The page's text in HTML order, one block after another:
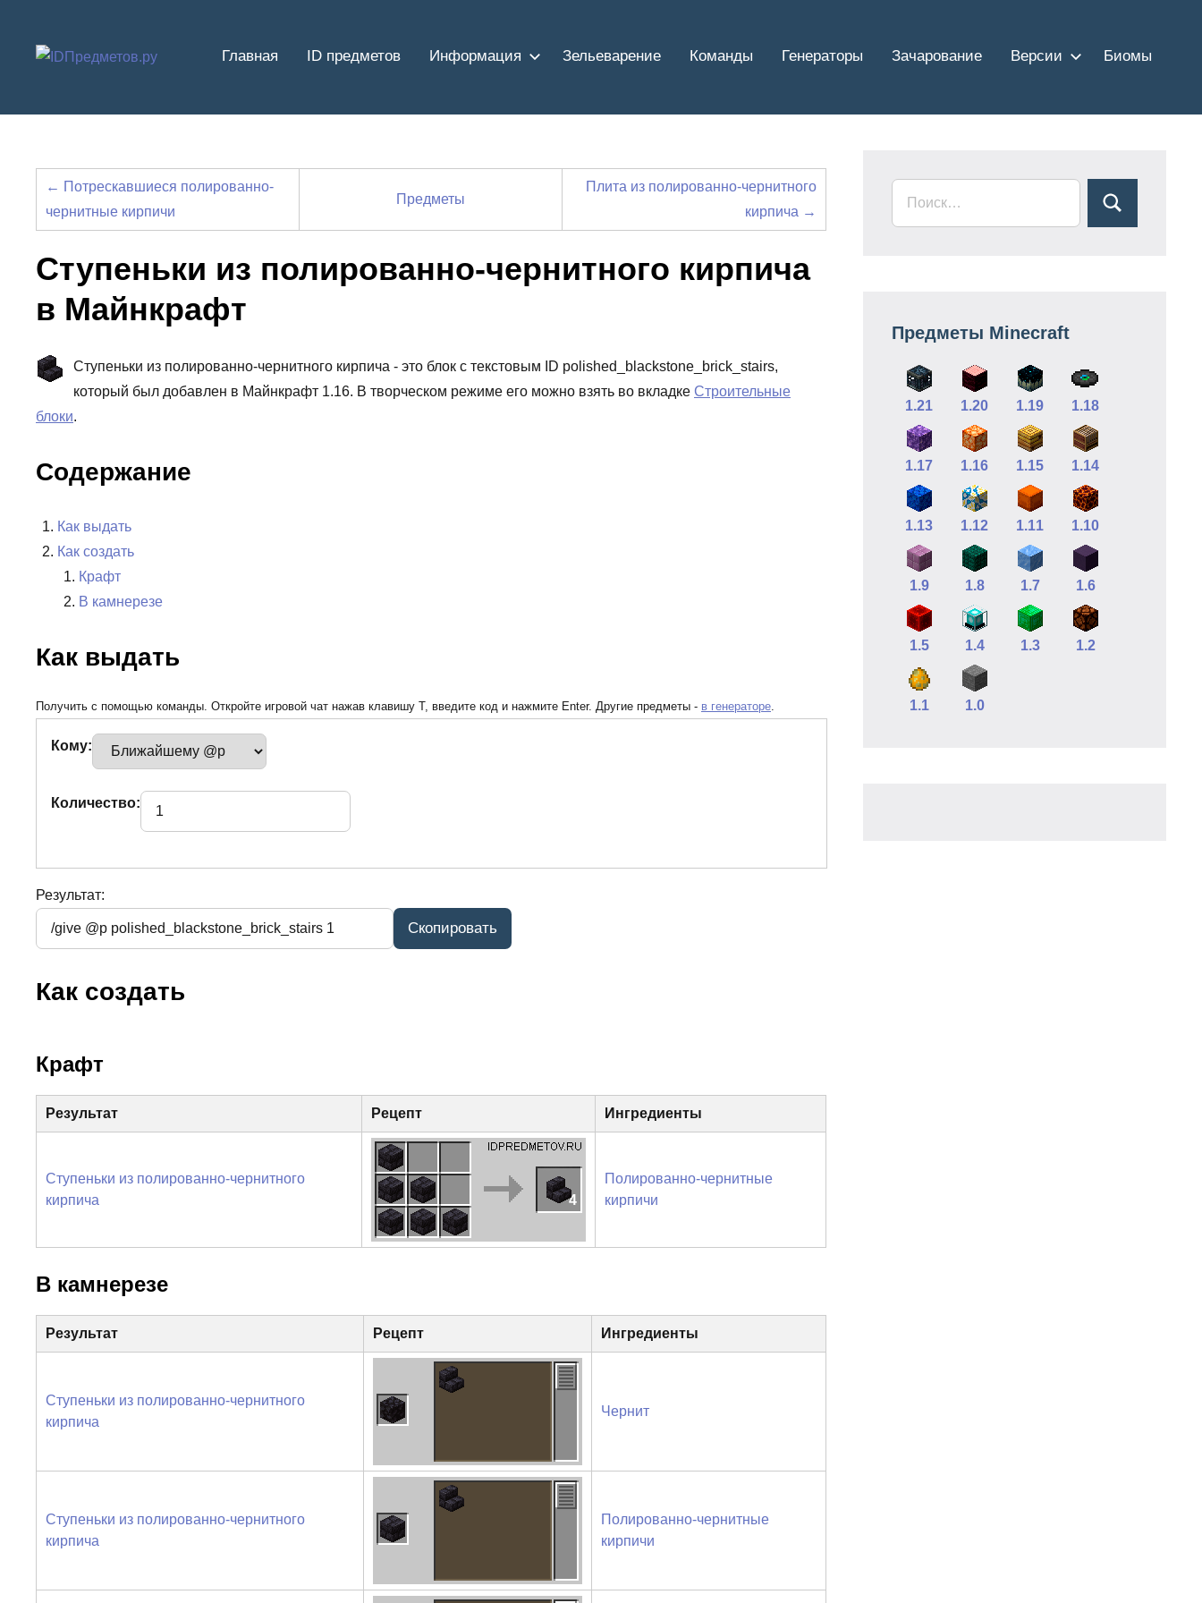
содержимому
Главная ID предметов Информация Зельеварение Команды Генераторы Зачарование Версии Биомы
← Потрескавшиеся полированно-
чернитные кирпичи
Предметы
Плита из полированно-чернитного
кирпича →
Ступеньки из полированно-чернитного кирпича
в Майнкрафт
Ступеньки из полированно-чернитного кирпича - это блок с текстовым ID polished_blackstone_brick_stairs,
который был добавлен в Майнкрафт 1.16. В творческом режиме его можно взять во вкладке Строительные
блоки.
Содержание
Как выдать
Как создать
Крафт
В камнерезе
Как выдать
Получить с помощью команды. Откройте игровой чат нажав клавишу T, введите код и нажмите Enter. Другие предметы - в генераторе
Кому:
Количество:
Результат:
Как создать
Крафт
Результат Рецепт Ингредиенты
Ступеньки из полированно-чернитного
кирпича
4
Полированно-чернитные
кирпичи
В камнерезе
Результат Рецепт Ингредиенты
Ступеньки из полированно-чернитного
кирпича
Чернит
Ступеньки из полированно-чернитного
кирпича
Полированно-чернитные
кирпичи
Предметы Minecraft
1.21 1.20 1.19 1.18
1.17 1.16 1.15 1.14
1.13 1.12 1.11 1.10
1.9 1.8 1.7 1.6
1.5 1.4 1.3 1.2
1.1 1.0